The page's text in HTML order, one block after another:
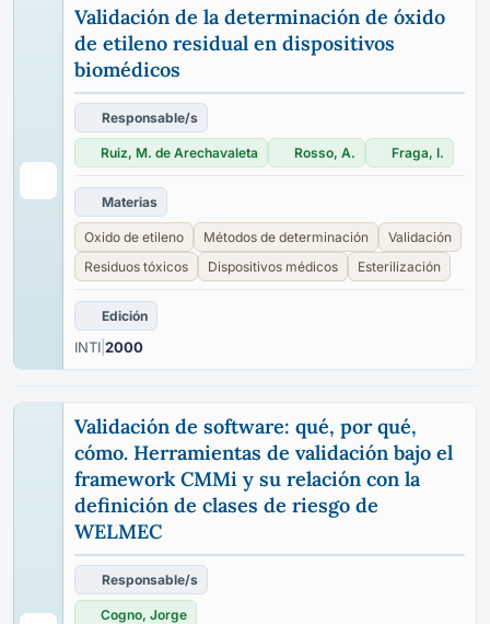
Validación de la determinación de óxido
de etileno residual en dispositivos
biomédicos
Responsable/s
Ruiz, M. de Arechavaleta Rosso, A. Fraga, I.
Materias
Oxido de etileno Métodos de determinación
Validación
Residuos tóxicos
Dispositivos médicos Esterilización
Edición
INTI 2000
Validación de software: qué, por qué,
cómo. Herramientas de validación bajo el
framework CMMi y su relación con la
definición de clases de riesgo de
WELMEC
Responsable/s
Cogno, Jorge